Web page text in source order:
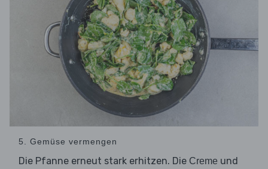
5. Gemüse vermengen
Die Pfanne erneut stark erhitzen. Die Creme und